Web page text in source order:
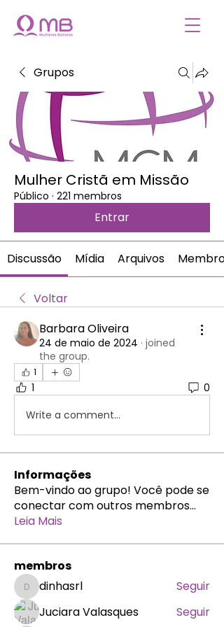
Grupos
Mulher Cristã em Missão
Público · 221 membros
Entrar
Discussão Mídia Arquivos Membros
Voltar
Barbara Oliveira
24 de maio de 2024 · joined
the group.
1
1
0
Write a comment...
Informações
Bem-vindo ao grupo! Você pode se
conectar com outros membros...
Leia Mais
membros
dinhasrl
dinhasrl
Seguir
Juciara Valasques
Seguir